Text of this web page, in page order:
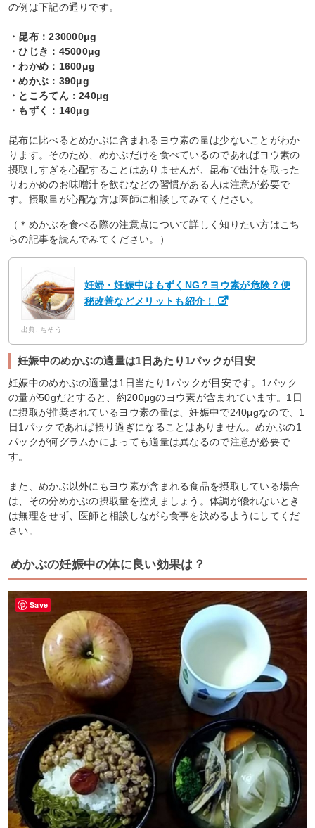
の例は下記の通りです。
・昆布：230000μg
・ひじき：45000μg
・わかめ：1600μg
・めかぶ：390μg
・ところてん：240μg
・もずく：140μg
昆布に比べるとめかぶに含まれるヨウ素の量は少ないことがわか
ります。そのため、めかぶだけを食べているのであればヨウ素の
摂取しすぎを心配することはありませんが、昆布で出汁を取った
りわかめのお味噌汁を飲むなどの習慣がある人は注意が必要で
す。摂取量が心配な方は医師に相談してみてください。
（＊めかぶを食べる際の注意点について詳しく知りたい方はこち
らの記事を読んでみてください。）
妊婦・妊娠中はもずくNG？ヨウ素が危険？便
秘改善などメリットも紹介！
出典: ちそう
妊娠中のめかぶの適量は1日あたり1パックが目安
妊娠中のめかぶの適量は1日当たり1パックが目安です。1パック
の量が50gだとすると、約200μgのヨウ素が含まれています。1日
に摂取が推奨されているヨウ素の量は、妊娠中で240μgなので、1
日1パックであれば摂り過ぎになることはありません。めかぶの1
パックが何グラムかによっても適量は異なるので注意が必要で
す。
また、めかぶ以外にもヨウ素が含まれる食品を摂取している場合
は、その分めかぶの摂取量を控えましょう。体調が優れないとき
は無理をせず、医師と相談しながら食事を決めるようにしてくだ
さい。
めかぶの妊娠中の体に良い効果は？
Save